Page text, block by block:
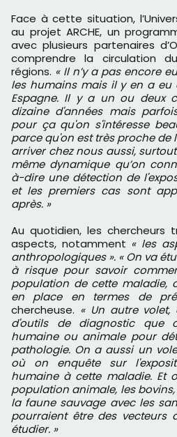
Face à cette situation,
au projet ARCHE, un
avec plusieurs partenaires
comprendre la circulation
régions. « Il n’y a pas encore
les humains mais il y en a eu
Espagne. Il y a un ou deux
dizaine d'années mais
pour ça qu'on s'intéresse
parce qu'on est très proche de
arriver chez nous aussi,
même dynamique qu’on
à-dire une détection de
et les premiers cas sont
après. »
Au quotidien, les chercheurs
aspects, notamment « les
anthropologiques ». « On va
à risque pour savoir
population de cette maladie,
en place en termes de
chercheuse. « Un autre volet,
d'outils de diagnostic que
humaine ou animale pour
pathologie. On a aussi un
où on enquête sur
humaine à cette maladie. Et
population animale, les
la faune sauvage avec les
pourraient être des vecteurs
étudier. »